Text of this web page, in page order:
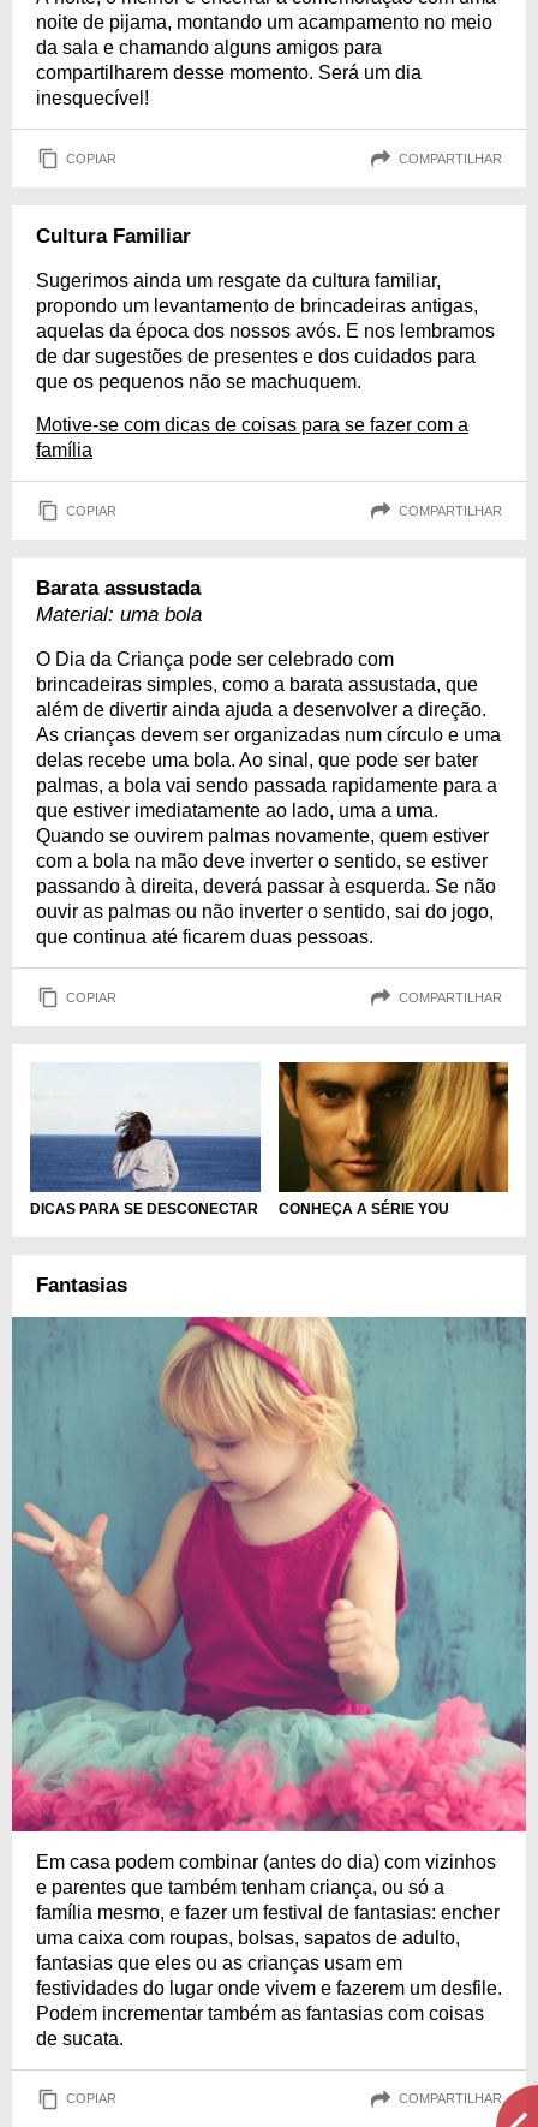
noite de pijama, montando um acampamento no meio
da sala e chamando alguns amigos para
compartilharem desse momento. Será um dia
inesquecível!
COPIAR COMPARTILHAR
Cultura Familiar
Sugerimos ainda um resgate da cultura familiar,
propondo um levantamento de brincadeiras antigas,
aquelas da época dos nossos avós. E nos lembramos
de dar sugestões de presentes e dos cuidados para
que os pequenos não se machuquem.
Motive-se com dicas de coisas para se fazer com a
família
COPIAR COMPARTILHAR
Barata assustada
Material: uma bola
O Dia da Criança pode ser celebrado com
brincadeiras simples, como a barata assustada, que
além de divertir ainda ajuda a desenvolver a direção.
As crianças devem ser organizadas num círculo e uma
delas recebe uma bola. Ao sinal, que pode ser bater
palmas, a bola vai sendo passada rapidamente para a
que estiver imediatamente ao lado, uma a uma.
Quando se ouvirem palmas novamente, quem estiver
com a bola na mão deve inverter o sentido, se estiver
passando à direita, deverá passar à esquerda. Se não
ouvir as palmas ou não inverter o sentido, sai do jogo,
que continua até ficarem duas pessoas.
COPIAR COMPARTILHAR
DICAS PARA SE DESCONECTAR CONHEÇA A SÉRIE YOU
Fantasias
Em casa podem combinar (antes do dia) com vizinhos
e parentes que também tenham criança, ou só a
família mesmo, e fazer um festival de fantasias: encher
uma caixa com roupas, bolsas, sapatos de adulto,
fantasias que eles ou as crianças usam em
festividades do lugar onde vivem e fazerem um desfile.
Podem incrementar também as fantasias com coisas
de sucata.
COPIAR COMPARTILHAR